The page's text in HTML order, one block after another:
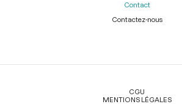
Contact
Contactez-nous
Légal
CGU
MENTIONS LÉGALES